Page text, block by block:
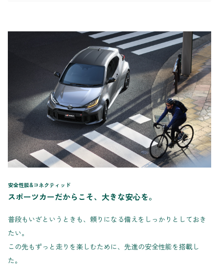
安全性能&コネクティッド
スポーツカーだからこそ、大きな安心を。
普段もいざというときも、頼りになる備えをしっかりとしておき
たい。
この先もずっと走りを楽しむために、先進の安全性能を搭載し
た。